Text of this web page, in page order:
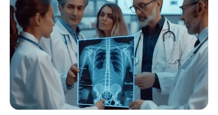
Mode 6 min read
Les dernières tendances de la
mode et leur évolution
Les tendances de la mode évoluent constamment,
influencées par des facteurs culturels, sociaux et
technologiques. Les
…